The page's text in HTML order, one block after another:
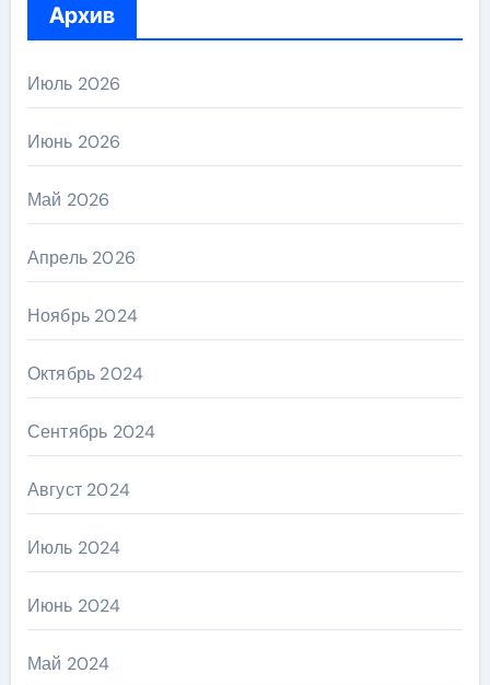
Архив
Июль 2026
Июнь 2026
Май 2026
Апрель 2026
Ноябрь 2024
Октябрь 2024
Сентябрь 2024
Август 2024
Июль 2024
Июнь 2024
Май 2024